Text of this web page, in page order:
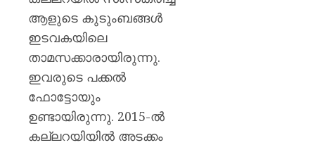
ആളുടെ കുടുംബങ്ങൾ
ഇടവകയിലെ
താമസക്കാരായിരുന്നു.
ഇവരുടെ പക്കൽ
ഫോട്ടോയും
ഉണ്ടായിരുന്നു. 2015-ൽ
കല്ലറയിയിൽ അടക്കം